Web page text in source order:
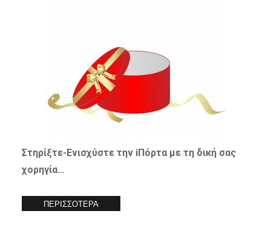
Στηρίξτε- Ενισχύστετην iΠόρτα με τη δική σας
χορηγία…
ΠΕΡΙΣΣΟΤΕΡΑ